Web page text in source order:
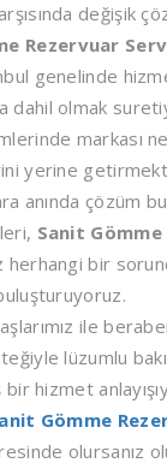
değişik
Rezervuar
genelinde
dahil olmak
markası
yerine
anında çözüm
Sanit
herhangi bir
ile
lüzumlu
hizmet
Gömme
olursanız